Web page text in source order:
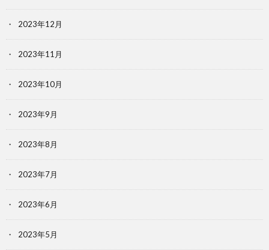
2023年12月
2023年11月
2023年10月
2023年9月
2023年8月
2023年7月
2023年6月
2023年5月